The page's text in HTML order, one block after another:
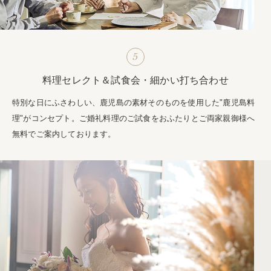
5
料理セレクト＆試食会・細かい打ち合わせ
特別な日にふさわしい、鹿児島の素材そのものを使用した"鹿児島料
理"がコンセプト。ご婚礼料理のご試食をおふたりとご両家親御様へ
無料でご案内しております。